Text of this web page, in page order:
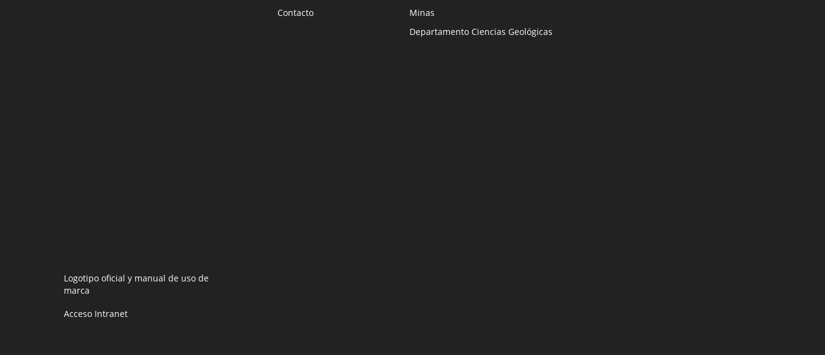
Logotipo oficial y manual de uso de
marca
Acceso Intranet
Contacto
Minas
Departamento Ciencias Geológicas